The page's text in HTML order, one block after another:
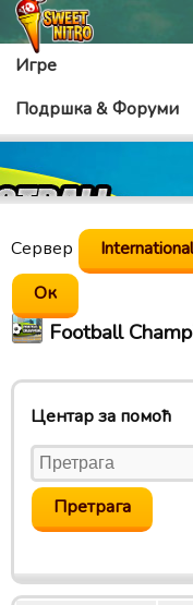
Игре
Подршка & Форуми
Сервер International
Football
Центар за помоћ